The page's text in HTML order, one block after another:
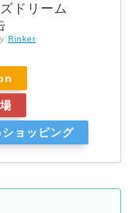
ドリーム
Rinker
ョッピング